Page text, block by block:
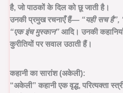
है, जो पाठकों के दिल को छू जाती है।
उनकी प्रमुख रचनाएँ हैं— “यही सच है”,
“एक इंच मुस्कान” आदि। उनकी
कुरीतियों पर सवाल उठाती हैं।
कहानी का सारांश (अकेली):
“अकेली” कहानी एक वृद्ध, परित्यक्ता